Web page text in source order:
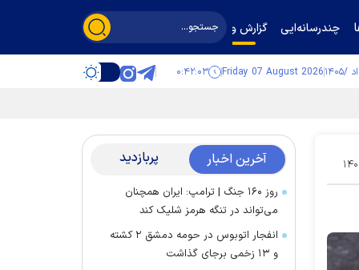
چندرسانه‌ایی گزارش و گفت‌وگو
Friday 07 August 2026 ۰:۴۲:۰۴
۱۵ آخرین اخبار پربازدید
روز ۱۶۰ جنگ | ترامپ: ایران همچنان
می‌تواند در تنگه هرمز شلیک کند
انفجار اتوبوس در حومه دمشق ۲ کشته
و ۱۳ زخمی برجای گذاشت